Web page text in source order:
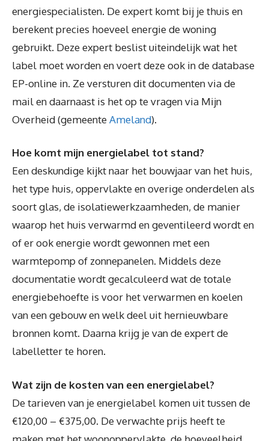
energiespecialisten. De expert komt bij je thuis en
berekent precies hoeveel energie de woning
gebruikt. Deze expert beslist uiteindelijk wat het
label moet worden en voert deze ook in de database
EP-online in. Ze versturen dit documenten via de
mail en daarnaast is het op te vragen via Mijn
Overheid (gemeenteAmeland).
Hoe komt mijn energielabel tot stand?
Een deskundige kijkt naar het bouwjaar van het huis,
het type huis, oppervlakte en overige onderdelen als
soort glas, de isolatiewerkzaamheden, de manier
waarop het huis verwarmd en geventileerd wordt en
of er ook energie wordt gewonnen met een
warmtepomp of zonnepanelen. Middels deze
documentatie wordt gecalculeerd wat de totale
energiebehoefte is voor het verwarmen en koelen
van een gebouw en welk deel uit hernieuwbare
bronnen komt. Daarna krijg je van de expert de
labelletter te horen.
Wat zijn de kosten van een energielabel?
De tarieven van je energielabel komen uit tussen de
€120,00 – €375,00. De verwachte prijs heeft te